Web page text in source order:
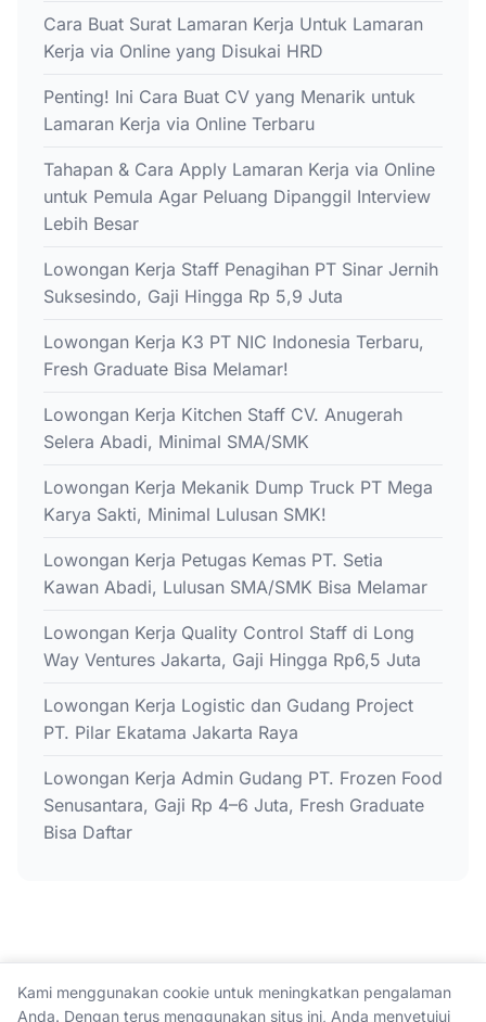
Cara Buat Surat Lamaran Kerja Untuk Lamaran
Kerja via Online yang Disukai HRD
Penting! Ini Cara Buat CV yang Menarik untuk
Lamaran Kerja via Online Terbaru
Tahapan & Cara Apply Lamaran Kerja via Online
untuk Pemula Agar Peluang Dipanggil Interview
Lebih Besar
Lowongan Kerja Staff Penagihan PT Sinar Jernih
Suksesindo, Gaji Hingga Rp 5,9 Juta
Lowongan Kerja K3 PT NIC Indonesia Terbaru,
Fresh Graduate Bisa Melamar!
Lowongan Kerja Kitchen Staff CV. Anugerah
Selera Abadi, Minimal SMA/SMK
Lowongan Kerja Mekanik Dump Truck PT Mega
Karya Sakti, Minimal Lulusan SMK!
Lowongan Kerja Petugas Kemas PT. Setia
Kawan Abadi, Lulusan SMA/SMK Bisa Melamar
Lowongan Kerja Quality Control Staff di Long
Way Ventures Jakarta, Gaji Hingga Rp6,5 Juta
Lowongan Kerja Logistic dan Gudang Project
PT. Pilar Ekatama Jakarta Raya
Lowongan Kerja Admin Gudang PT. Frozen Food
Senusantara, Gaji Rp 4–6 Juta, Fresh Graduate
Bisa Daftar
Kami menggunakan cookie untuk meningkatkan pengalaman
Anda. Dengan terus menggunakan situs ini, Anda menyetujui